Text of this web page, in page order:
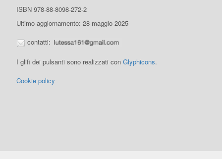
ISBN 978-88-8098-272-2
Ultimo aggiornamento: 28 maggio 2025
contatti:
I glifi dei pulsanti sono realizzati conGlyphicons.
Cookie policy